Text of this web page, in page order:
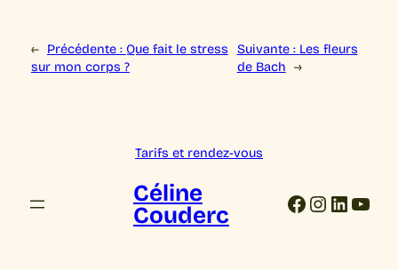
← Précédente : Que fait le stress
sur mon corps ?
Suivante : Les fleurs
de Bach →
Tarifs et rendez-vous
Céline
Couderc
Facebook